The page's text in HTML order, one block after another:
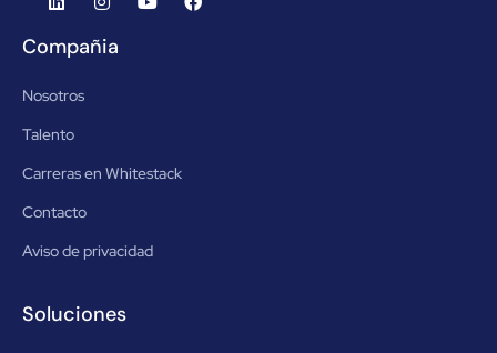
Compañia
Nosotros
Talento
Carreras en Whitestack
Contacto
Aviso de privacidad
Soluciones